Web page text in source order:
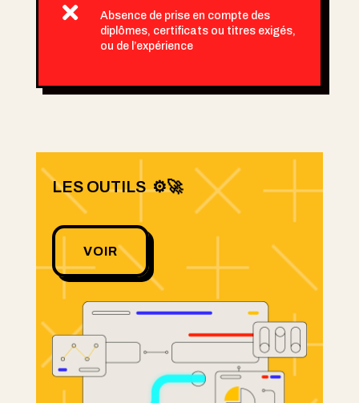

Absence de prise en compte des
diplômes, certificats ou titres exigés,
ou de l’expérience
LES OUTILS ⚙️🚀
VOIR